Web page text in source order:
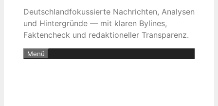
Deutschlandfokussierte Nachrichten, Analysen
und Hintergründe — mit klaren Bylines,
Faktencheck und redaktioneller Transparenz.
Menü